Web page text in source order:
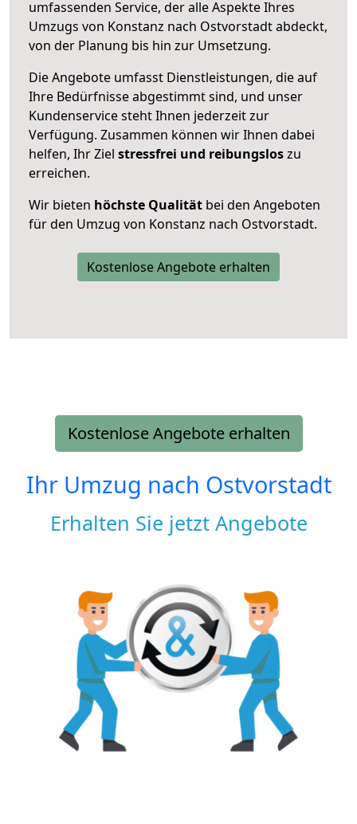
umfassenden Service, der alle Aspekte Ihres
Umzugs von Konstanz nach Ostvorstadt abdeckt,
von der Planung bis hin zur Umsetzung.
Die Angebote umfasst Dienstleistungen, die auf
Ihre Bedürfnisse abgestimmt sind, und unser
Kundenservice steht Ihnen jederzeit zur
Verfügung. Zusammen können wir Ihnen dabei
helfen, Ihr Ziel stressfrei und reibungsloszu
erreichen.
Wir bieten höchste Qualität bei den Angeboten
für den Umzug von Konstanz nach Ostvorstadt.
Kostenlose Angebote erhalten
Kostenlose Angebote erhalten
Ihr Umzug nach Ostvorstadt
Erhalten Sie jetzt Angebote